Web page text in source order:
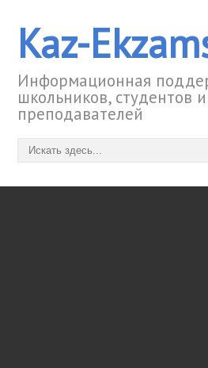
Kaz-
Информационная
школьников, студентов и
преподавателей